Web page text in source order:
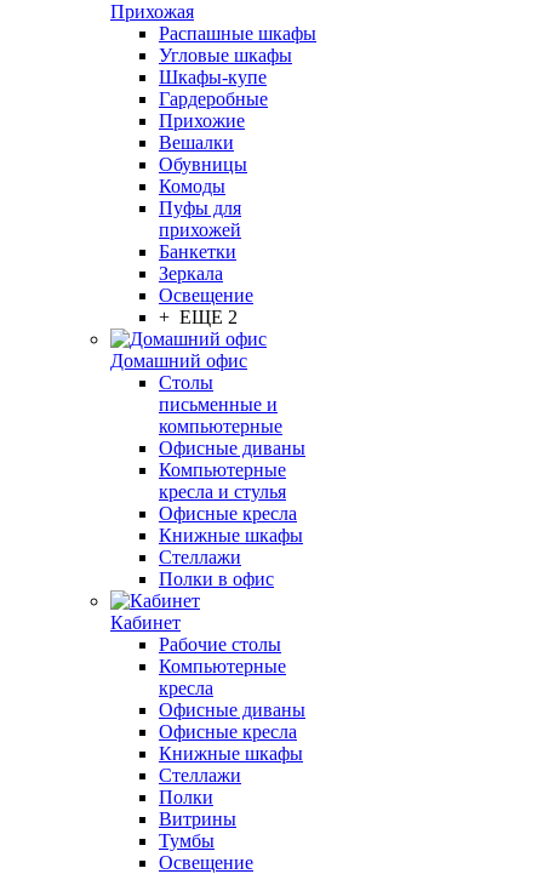
Прихожая
Распашные шкафы
Угловые шкафы
Шкафы-купе
Гардеробные
Прихожие
Вешалки
Обувницы
Комоды
Пуфы для
прихожей
Банкетки
Зеркала
Освещение
+ ЕЩЕ 2
Домашний офис
Столы
письменные и
компьютерные
Офисные диваны
Компьютерные
кресла и стулья
Офисные кресла
Книжные шкафы
Стеллажи
Полки в офис
Кабинет
Рабочие столы
Компьютерные
кресла
Офисные диваны
Офисные кресла
Книжные шкафы
Стеллажи
Полки
Витрины
Тумбы
Освещение